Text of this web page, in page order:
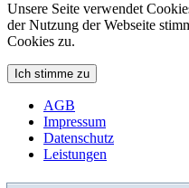
Unsere Seite verwendet
der Nutzung der Webseite
Cookies zu.
Ich stimme zu
AGB
Impressum
Datenschutz
Leistungen